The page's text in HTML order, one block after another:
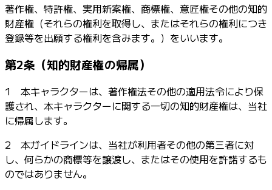
著作権、特許権、実用新案権、商標権、意匠権その他の知的
財産権（それらの権利を取得し、またはそれらの権利につき
登録等を出願する権利を含みます。）をいいます。
第2条（知的財産権の帰属）
1 本キャラクターは、著作権法その他の適用法令により保
護され、本キャラクターに関する一切の知的財産権は、当社
に帰属します。
2 本ガイドラインは、当社が利用者その他の第三者に対
し、何らかの商標等を譲渡し、またはその使用を許諾するも
のではありません。